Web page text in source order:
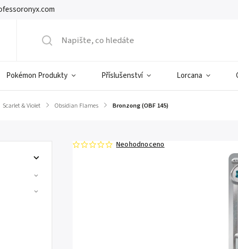
Pokémon Produkty Příslušenství Lorcana
Scarlet & Violet / Obsidian Flames / Bronzong (OBF 145)
Neohodnoceno